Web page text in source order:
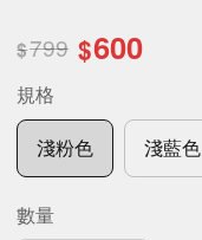
$799 $600
規格
淺粉色 淺藍色
數量